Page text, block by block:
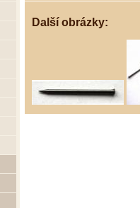
Další obrázky: